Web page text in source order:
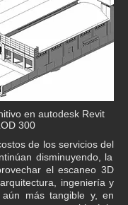
en autodesk Revit
300
de los servicios del
disminuyendo, la
el escaneo 3D
ingeniería y
aún más tangible y, en